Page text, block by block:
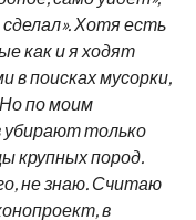
Хотя есть
как и я ходят
в поисках мусорки,
по моим
убирают только
крупных пород.
не знаю. Считаю
в